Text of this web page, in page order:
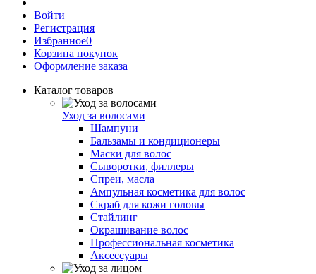
Войти
Регистрация
Избранное0
Корзина покупок
Оформление заказа
Каталог товаров
Уход за волосами
Шампуни
Бальзамы и кондиционеры
Маски для волос
Сыворотки, филлеры
Спреи, масла
Ампульная косметика для волос
Скраб для кожи головы
Стайлинг
Окрашивание волос
Профессиональная косметика
Аксессуары